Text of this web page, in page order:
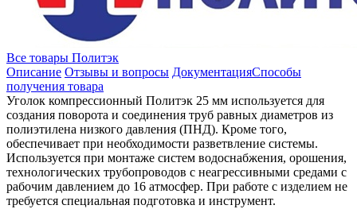
Все товары Политэк
Описание Отзывы и вопросы ДокументацияСпособы
получения товара
Уголок компрессионный Политэк 25 мм используется для
создания поворота и соединения труб равных диаметров из
полиэтилена низкого давления (ПНД). Кроме того,
обеспечивает при необходимости разветвление системы.
Используется при монтаже систем водоснабжения, орошения,
технологических трубопроводов с неагрессивными средами с
рабочим давлением до 16 атмосфер. При работе с изделием не
требуется специальная подготовка и инструмент.